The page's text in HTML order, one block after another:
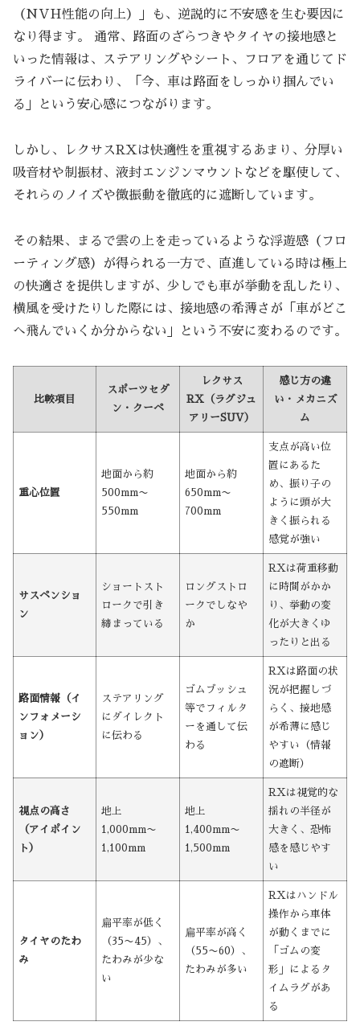
（NVH性能の向上）」も、逆説的に不安感を生む要因に
なり得ます。 通常、路面のざらつきやタイヤの接地感と
いった情報は、ステアリングやシート、フロアを通じてド
ライバーに伝わり、「今、車は路面をしっかり掴んでい
る」という安心感につながります。
しかし、レクサスRXは快適性を重視するあまり、分厚い
吸音材や制振材、液封エンジンマウントなどを駆使して、
それらのノイズや微振動を徹底的に遮断しています。
その結果、まるで雲の上を走っているような浮遊感（フロ
ーティング感）が得られる一方で、直進している時は極上
の快適さを提供しますが、少しでも車が挙動を乱したり、
横風を受けたりした際には、接地感の希薄さが「車がどこ
へ飛んでいくか分からない」という不安に変わるのです。
比較項目
スポーツセダ
ン・クーペ
レクサス
RX（ラグジュ
アリーSUV）
感じ方の違
い・メカニズ
ム
重心位置
地面から約
500mm〜
550mm
地面から約
650mm〜
700mm
支点が高い位
置にあるた
め、振り子の
ように頭が大
きく振られる
感覚が強い
サスペンショ
ン
ショートスト
ロークで引き
締まっている
ロングストロ
ークでしなや
か
RXは荷重移動
に時間がかか
り、挙動の変
化が大きくゆ
ったりと出る
路面情報（イ
ンフォメーシ
ョン）
ステアリング
にダイレクト
に伝わる
ゴムブッシュ
等でフィルタ
ーを通して伝
わる
RXは路面の状
況が把握しづ
らく、接地感
が希薄に感じ
やすい（情報
の遮断）
視点の高さ
（アイポイン
ト）
地上
1,000mm〜
1,100mm
地上
1,400mm〜
1,500mm
RXは視覚的な
揺れの半径が
大きく、恐怖
感を感じやす
い
タイヤのたわ
み
扁平率が低く
（35〜45）、
たわみが少な
い
扁平率が高く
（55〜60）、
たわみが多い
RXはハンドル
操作から車体
が動くまでに
「ゴムの変
形」によるタ
イムラグがあ
る